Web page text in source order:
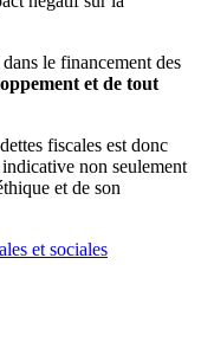
le financement des
et de tout
fiscales est donc
non seulement
et de son
et sociales